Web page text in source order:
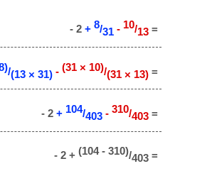
- 2 + 8/31 - 10/13 =
/(13 × 31) - (31 × 10)/(31 × 13) =
- 2 + 104/403 - 310/403 =
- 2 + (104 - 310)/403 =